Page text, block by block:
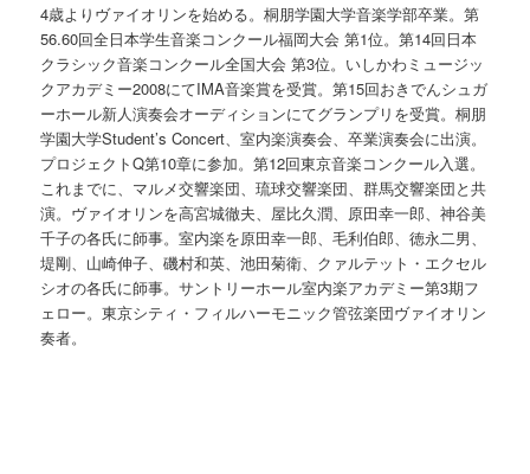
4歳よりヴァイオリンを始める。桐朋学園大学音楽学部卒業。第
56.60回全日本学生音楽コンクール福岡大会 第1位。第14回日本
クラシック音楽コンクール全国大会 第3位。いしかわミュージッ
クアカデミー2008にてIMA音楽賞を受賞。第15回おきでんシュガ
ーホール新人演奏会オーディションにてグランプリを受賞。桐朋
学園大学Student’s Concert、室内楽演奏会、卒業演奏会に出演。
プロジェクトQ第10章に参加。第12回東京音楽コンクール入選。
これまでに、マルメ交響楽団、琉球交響楽団、群馬交響楽団と共
演。ヴァイオリンを高宮城徹夫、屋比久潤、原田幸一郎、神谷美
千子の各氏に師事。室内楽を原田幸一郎、毛利伯郎、徳永二男、
堤剛、山崎伸子、磯村和英、池田菊衛、クァルテット・エクセル
シオの各氏に師事。サントリーホール室内楽アカデミー第3期フ
ェロー。東京シティ・フィルハーモニック管弦楽団ヴァイオリン
奏者。